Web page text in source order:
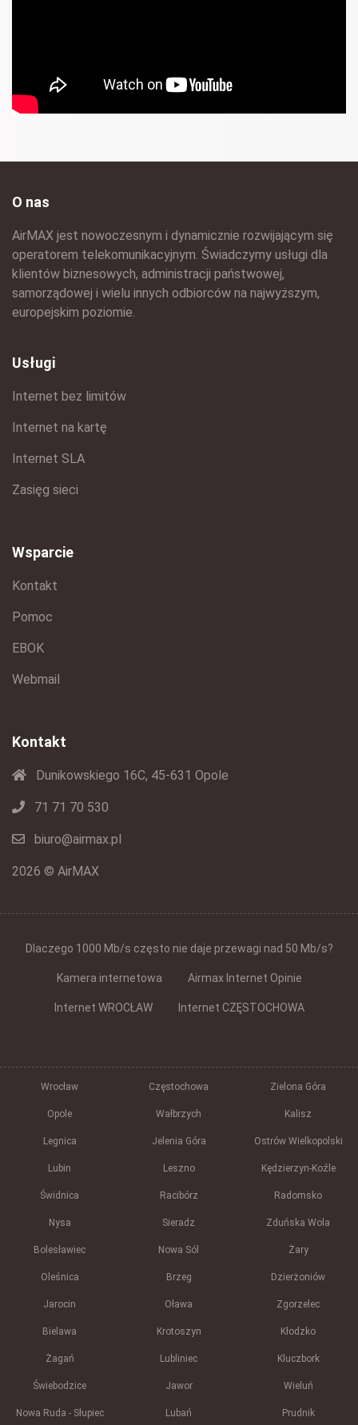
O nas
AirMAX jest nowoczesnym i dynamicznie rozwijającym się
operatorem telekomunikacyjnym. Świadczymy usługi dla
klientów biznesowych, administracji państwowej,
samorządowej i wielu innych odbiorców na najwyższym,
europejskim poziomie.
Usługi
Internet bez limitów
Internet na kartę
Internet SLA
Zasięg sieci
Wsparcie
Kontakt
Pomoc
EBOK
Webmail
Kontakt
Dunikowskiego 16C, 45-631 Opole
71 71 70 530
biuro@airmax.pl
2026 © AirMAX
Dlaczego 1000 Mb/s często nie daje przewagi nad 50 Mb/s?
Kamera internetowa Airmax Internet Opinie
Internet WROCŁAW Internet CZĘSTOCHOWA
Wrocław Częstochowa Zielona Góra
Opole Wałbrzych Kalisz
Legnica Jelenia Góra Ostrów Wielkopolski
Lubin Leszno Kędzierzyn-Koźle
Świdnica Racibórz Radomsko
Nysa Sieradz Zduńska Wola
Bolesławiec Nowa Sól Żary
Oleśnica Brzeg Dzierżoniów
Jarocin Oława Zgorzelec
Bielawa Krotoszyn Kłodzko
Żagań Lubliniec Kluczbork
Świebodzice Jawor Wieluń
Nowa Ruda - Słupiec Lubań Prudnik